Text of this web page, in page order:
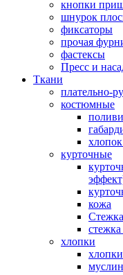
кнопки
шнурок
фиксаторы
прочая
фастексы
Пресс и
Ткани
плательно-
костюмные
курточные
кожа
хлопки
хлопки
муслин